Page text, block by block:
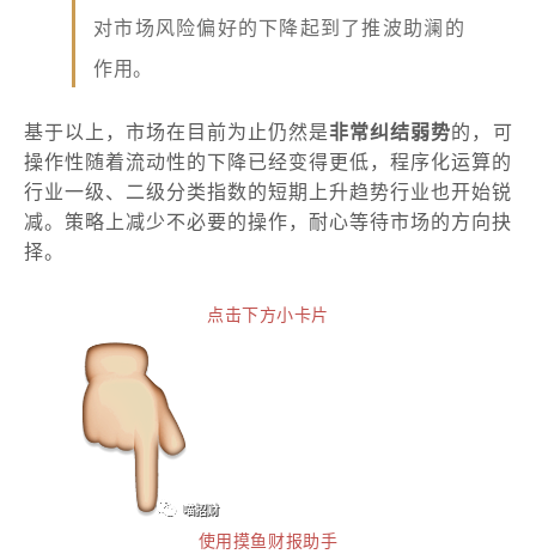
对市场风险偏好的下降起到了推波助澜的
作用。
基于以上，市场在目前为止仍然是非常纠结弱势的，可
操作性随着流动性的下降已经变得更低，程序化运算的
行业一级、二级分类指数的短期上升趋势行业也开始锐
减。策略上减少不必要的操作，耐心等待市场的方向抉
择。
点击下方小卡片
使用摸鱼财报助手